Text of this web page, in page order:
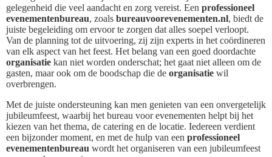
gelegenheid die veel aandacht en zorg vereist. Een professioneel
evenementenbureau, zoals bureauvoorevenementen.nl, biedt de
juiste begeleiding om ervoor te zorgen dat alles soepel verloopt.
Van de planning tot de uitvoering, zij zijn experts in het coördineren
van elk aspect van het feest. Het belang van een goed doordachte
organisatie kan niet worden onderschat; het gaat niet alleen om de
gasten, maar ook om de boodschap die de organisatie wil
overbrengen.
Met de juiste ondersteuning kan men genieten van een onvergetelijk
jubileumfeest, waarbij het bureau voor evenementen helpt bij het
kiezen van het thema, de catering en de locatie. Iedereen verdient
een bijzonder moment, en met de hulp van een professioneel
evenementenbureau wordt het organiseren van een jubileumfeest